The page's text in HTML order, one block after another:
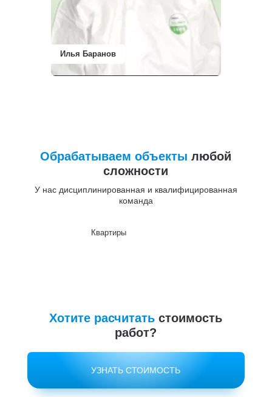
Илья Баранов
Обрабатываем объекты любой
сложности
У нас дисциплинированная и квалифицированная
команда
Квартиры
Хотите расчитать стоимость
работ?
УЗНАТЬ СТОИМОСТЬ